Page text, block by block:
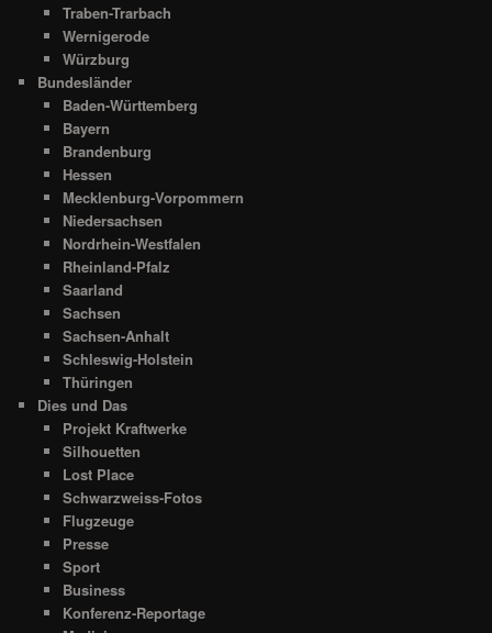
Traben-Trarbach
Wernigerode
Würzburg
Bundesländer
Baden-Württemberg
Bayern
Brandenburg
Hessen
Mecklenburg-Vorpommern
Niedersachsen
Nordrhein-Westfalen
Rheinland-Pfalz
Saarland
Sachsen
Sachsen-Anhalt
Schleswig-Holstein
Thüringen
Dies und Das
Projekt Kraftwerke
Silhouetten
Lost Place
Schwarzweiss-Fotos
Flugzeuge
Presse
Sport
Business
Konferenz-Reportage